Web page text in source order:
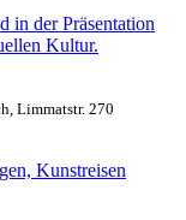
in der Präsentation
Kultur.
Limmatstr. 270
Kunstreisen